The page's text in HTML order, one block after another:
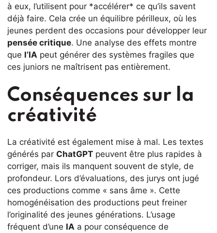
à eux, l’utilisent pour *accélérer* ce qu’ils savent
déjà faire. Cela crée un équilibre périlleux, où les
jeunes perdent des occasions pour développer leur
pensée critique. Une analyse des effets montre
que l’IA peut générer des systèmes fragiles que
ces juniors ne maîtrisent pas entièrement.
Conséquences sur la
créativité
La créativité est également mise à mal. Les textes
générés par ChatGPT peuvent être plus rapides à
corriger, mais ils manquent souvent de style, de
profondeur. Lors d’évaluations, des jurys ont jugé
ces productions comme « sans âme ». Cette
homogénéisation des productions peut freiner
l’originalité des jeunes générations. L’usage
fréquent d’une IA a pour conséquence de